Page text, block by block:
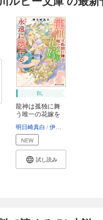
BL
龍神は孤独に舞
う唯一の花嫁を
明日崎真白 伊東七つ生
NEW
試し読み